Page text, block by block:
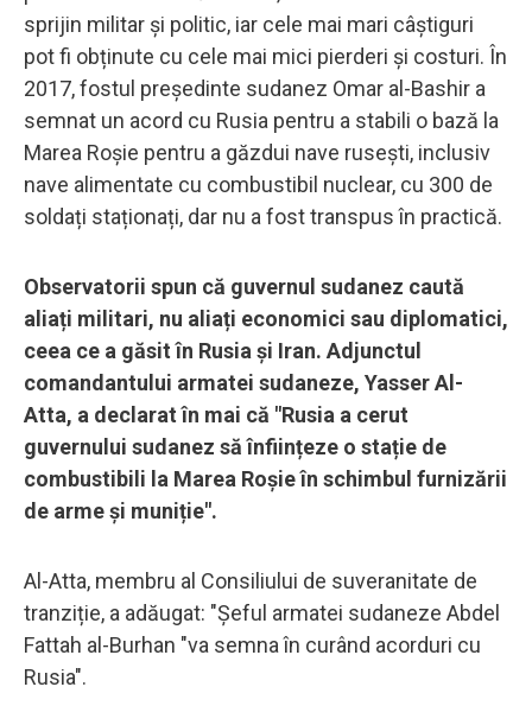
sprijin militar și politic, iar cele mai mari câștiguri
pot fi obținute cu cele mai mici pierderi și costuri. În
2017, fostul președinte sudanez Omar al-Bashir a
semnat un acord cu Rusia pentru a stabili o bază la
Marea Roșie pentru a găzdui nave rusești, inclusiv
nave alimentate cu combustibil nuclear, cu 300 de
soldați staționați, dar nu a fost transpus în practică.
Observatorii spun că guvernul sudanez caută
aliați militari, nu aliați economici sau diplomatici,
ceea ce a găsit în Rusia și Iran. Adjunctul
comandantului armatei sudaneze, Yasser Al-
Atta, a declarat în mai că "Rusia a cerut
guvernului sudanez să înființeze o stație de
combustibili la Marea Roșie în schimbul furnizării
de arme și muniție".
Al-Atta, membru al Consiliului de suveranitate de
tranziție, a adăugat: "Șeful armatei sudaneze Abdel
Fattah al-Burhan "va semna în curând acorduri cu
Rusia".